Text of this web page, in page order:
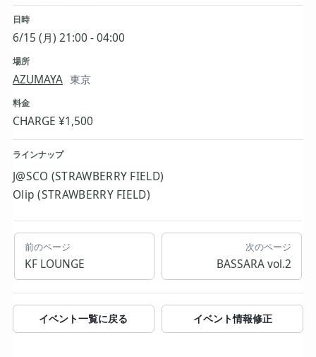
日時
6/15 (月) 21:00 - 04:00
場所
AZUMAYA 東京
料金
CHARGE ¥1,500
ラインナップ
J@SCO (STRAWBERRY FIELD)
Olip (STRAWBERRY FIELD)
前のページ
KF LOUNGE
次のページ
BASSARA vol.2
イベント一覧に戻る イベント情報修正